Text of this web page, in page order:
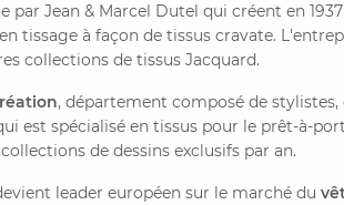
par Jean & Marcel Dutel qui créent en
tissage à façon de tissus cravate.
collections de tissus Jacquard.
, département composé de
est spécialisé en tissus pour le prêt-à-
de dessins exclusifs par an.
leader européen sur le marché du